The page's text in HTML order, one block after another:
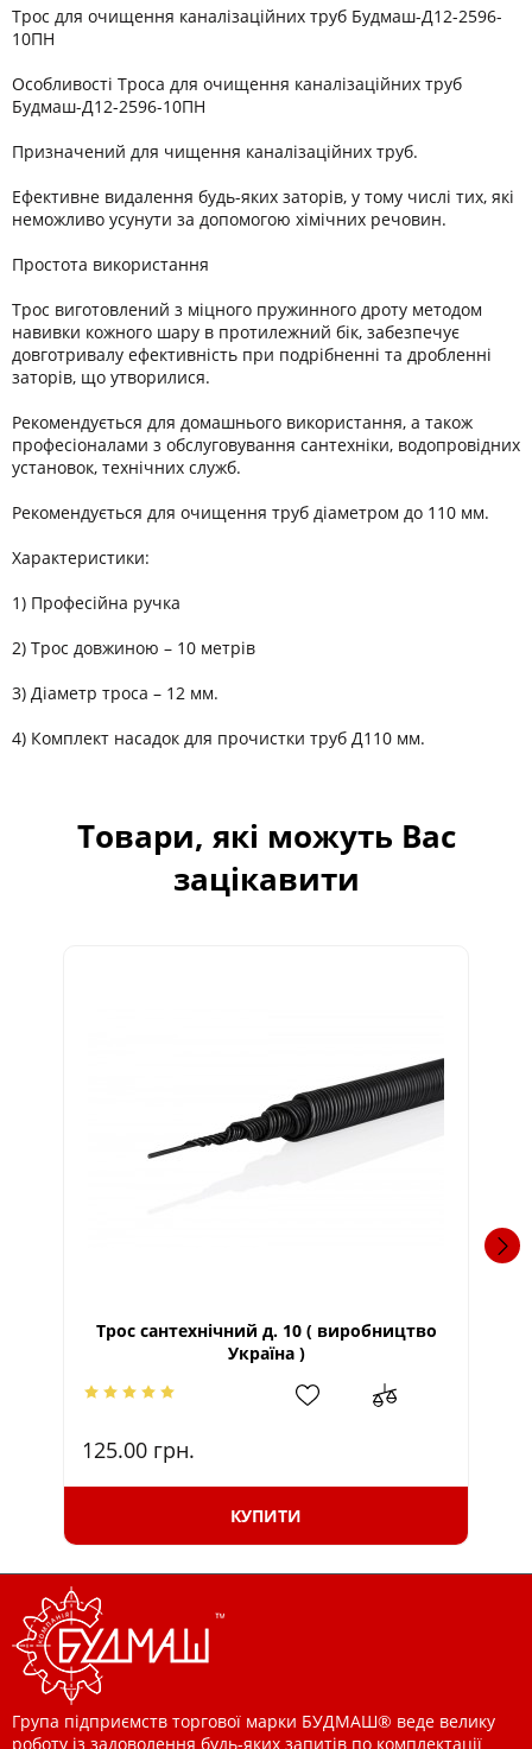
Трос для очищення каналізаційних труб Будмаш-Д12-2596-
10ПН
Особливості Троса для очищення каналізаційних труб
Будмаш-Д12-2596-10ПН
Призначений для чищення каналізаційних труб.
Ефективне видалення будь-яких заторів, у тому числі тих, які
неможливо усунути за допомогою хімічних речовин.
Простота використання
Трос виготовлений з міцного пружинного дроту методом
навивки кожного шару в протилежний бік, забезпечує
довготривалу ефективність при подрібненні та дробленні
заторів, що утворилися.
Рекомендується для домашнього використання, а також
професіоналами з обслуговування сантехніки, водопровідних
установок, технічних служб.
Рекомендується для очищення труб діаметром до 110 мм.
Характеристики:
1) Професійна ручка
2) Трос довжиною – 10 метрів
3) Діаметр троса – 12 мм.
4) Комплект насадок для прочистки труб Д110 мм.
Товари, які можуть Вас
зацікавити
Трос сантехнічний д. 10 ( виробництво
Україна )
125.00 грн.
КУПИТИ
Група підприємств торгової марки БУДМАШ® веде велику
роботу із задоволення будь-яких запитів по комплектації